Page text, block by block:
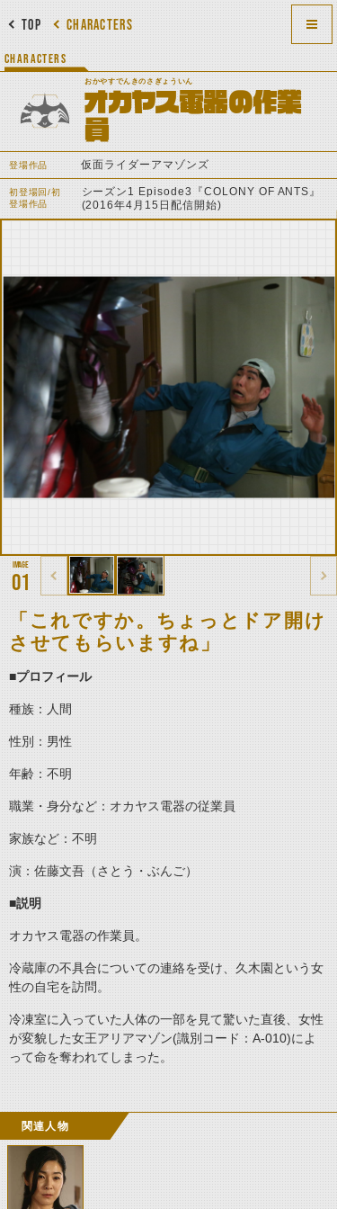
CHARACTERS
TOP
CHARACTERS
おかやすでんきのさぎょういん
オカヤス電器の作業
員
登場作品 仮面ライダーアマゾンズ
初登場回/初
登場作品
シーズン1 Episode3『COLONY OF ANTS』
(2016年4月15日配信開始)
01
「これですか。ちょっとドア開け
させてもらいますね」
■プロフィール
種族：人間
性別：男性
年齢：不明
職業・身分など：オカヤス電器の従業員
家族など：不明
演：佐藤文吾（さとう・ぶんご）
■説明
オカヤス電器の作業員。
冷蔵庫の不具合についての連絡を受け、久木園という女
性の自宅を訪問。
冷凍室に入っていた人体の一部を見て驚いた直後、女性
が変貌した女王アリアマゾン(識別コード：A-010)によ
って命を奪われてしまった。
関連人物